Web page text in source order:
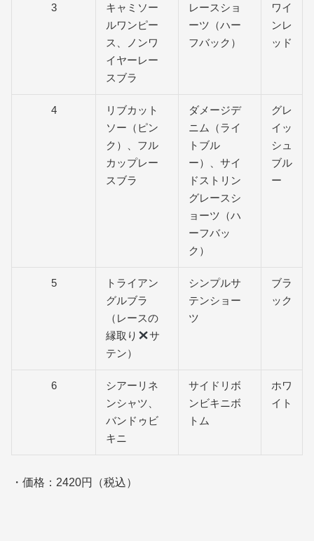
3
キャミソー
ルワンピー
ス、ノンワ
イヤーレー
スブラ
レースショ
ーツ（ハー
フバック）
ワイ
ンレ
ッド
4
リブカット
ソー（ピン
ク）、フル
カップレー
スブラ
ダメージデ
ニム（ライ
トブル
ー）、サイ
ドストリン
グレースシ
ョーツ（ハ
ーフバッ
ク）
グレ
イッ
シュ
ブル
ー
5
トライアン
グルブラ
（レースの
縁取り
サ
テン）
シンプルサ
テンショー
ツ
ブラ
ック
6
シアーリネ
ンシャツ、
バンドゥビ
キニ
サイドリボ
ンビキニボ
トム
ホワ
イト
・価格：2420円（税込）